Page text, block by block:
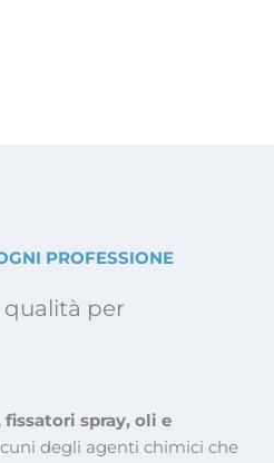
PROFESSIONE
qualità per
spray, oli e
degli agenti chimici che